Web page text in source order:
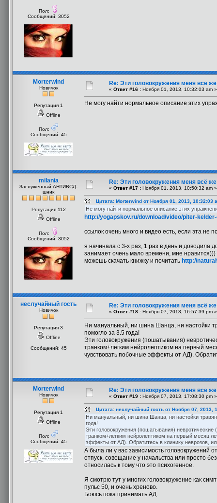
Пол:
Сообщений: 3052
Morterwind
Новичок
Репутация 1
Offline
Пол:
Сообщений: 45
Re: Эти головокружения меня всё
« Ответ #16 : Ноября 01, 2013, 10:32:03 am »
Не могу найти нормальное описание этих
milania
Заслуженный АНТИВСД-
шник
Репутация 112
Offline
Пол:
Сообщений: 3052
Re: Эти головокружения меня всё
« Ответ #17 : Ноября 01, 2013, 10:50:32 am »
Цитата: Morterwind от Ноября 01, 2013, 10:32:03
Не могу найти нормальное описание этих
http://yogapskov.ru/download/video/piter-
ссылок очень много и видео есть, если эта не
я начинала с 3-х раз, 1 раз в день и доводила
занимает очень мало времени, мне нравится)))
можешь скачать книжку и почитать http://
неслучайный гость
Новичок
Репутация 3
Offline
Сообщений: 45
Re: Эти головокружения меня всё
« Ответ #18 : Ноября 07, 2013, 16:57:39 pm »
Ни мануальный, ни шина Шанца, ни настойки
помогло за 3.5 года!
Эти головокружения (пошатывания)
транком+легким нейролептиком на первый
чувствовать побочные эффекты от АД).
Morterwind
Новичок
Репутация 1
Offline
Пол:
Сообщений: 45
Re: Эти головокружения меня всё
« Ответ #19 : Ноября 07, 2013, 17:08:30 pm »
Цитата: неслучайный гость от Ноября 07, 2013,
Ни мануальный, ни шина Шанца, ни настойки
года!
Эти головокружения (пошатывания)
транком+легким нейролептиком на первый месяц
эффекты от АД). Обратитесь в клинику неврозов,
А была ли у вас зависимость головокружений
отпуск, совещание у начальства или просто
относилась к тому что это психогенное.
Я смотрю тут у многих головокружение как
пульс 50, и очень хреново.
Боюсь пока принимать АД.